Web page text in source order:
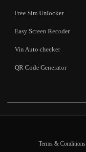
Free Sim Unlocker
Easy Screen Recoder
Vin Auto checker
QR Code Generator
Terms & Conditions